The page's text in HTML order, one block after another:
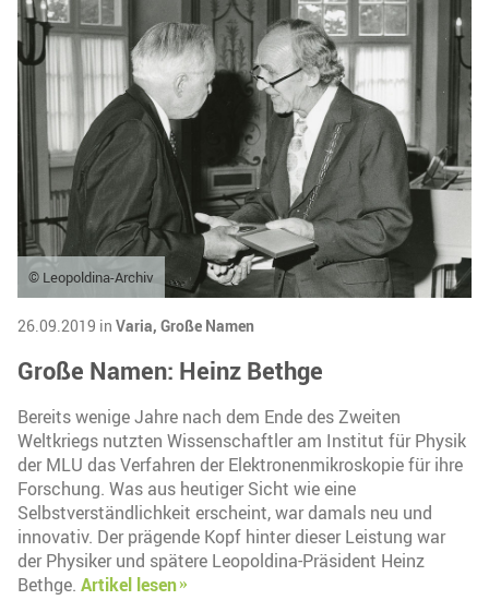
© Leopoldina-Archiv
26.09.2019 in Varia, Große Namen
Große Namen: Heinz Bethge
Bereits wenige Jahre nach dem Ende des Zweiten
Weltkriegs nutzten Wissenschaftler am Institut für Physik
der MLU das Verfahren der Elektronenmikroskopie für ihre
Forschung. Was aus heutiger Sicht wie eine
Selbstverständlichkeit erscheint, war damals neu und
innovativ. Der prägende Kopf hinter dieser Leistung war
der Physiker und spätere Leopoldina-Präsident Heinz
Bethge. Artikel lesen